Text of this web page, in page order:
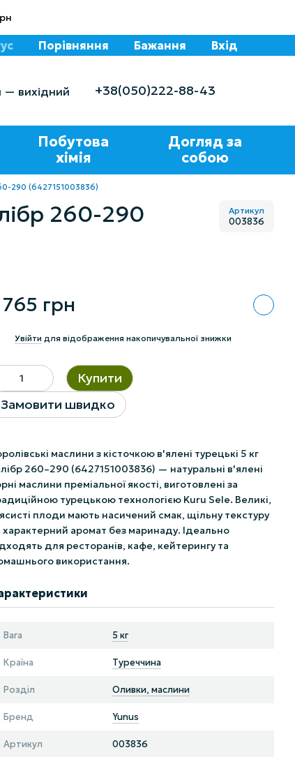
Порівняння Бажання Вхід
— вихідний +38(050)222-88-43
Побутова
хімія
Догляд за
собою
290 (6427151003836)
260-290
Артикул
003836
765 грн
Увійти для відображення накопичувальної знижки
Купити
Замовити швидко
маслини з кісточкою в'ялені турецькі 5 кг
260–290 (6427151003836) — натуральні в'ялені
маслини преміальної якості, виготовлені за
турецькою технологією Kuru Sele. Великі,
плоди мають насичений смак, щільну текстуру
характерний аромат без маринаду. Ідеально
для ресторанів, кафе, кейтерингу та
використання.
Вага 5 кг
Країна Туреччина
Розділ Оливки, маслини
Бренд Yunus
Артикул 003836